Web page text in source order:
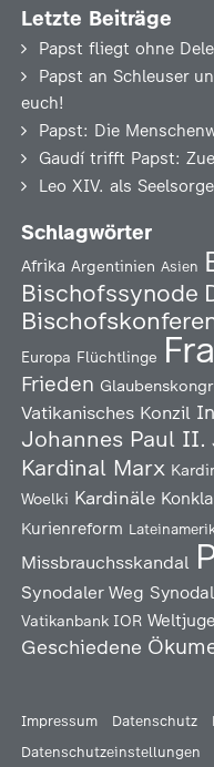
Letzte Beiträge
Papst fliegt ohne
Papst an Schleuser
euch!
Papst: Die
Gaudí trifft Papst:
Leo XIV. als
Schlagwörter
Afrika Argentinien Asien
Bischofssynode
Europa Flüchtlinge
Frieden
Vatikanisches Konzil
Johannes Paul II.
Kardinal Marx
Woelki Kardinäle
Kurienreform
Missbrauchsskandal
Synodaler Weg
Vatikanbank IOR
Geschiedene
Impressum Datenschutz
Datenschutzeinstellungen